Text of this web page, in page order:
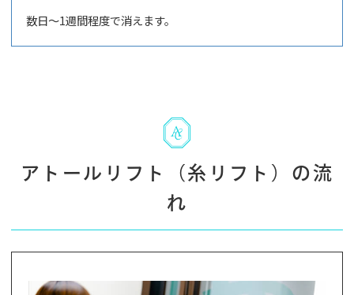
数日～1週間程度で消えます。
アトールリフト（糸リフト）の流
れ